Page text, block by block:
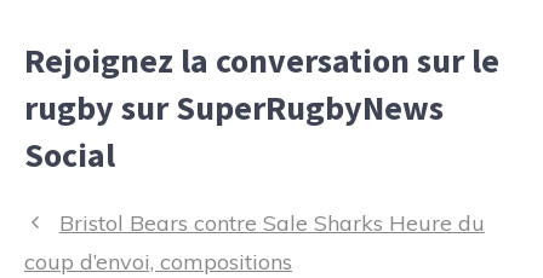
Rejoignez la conversation sur le
rugby sur SuperRugbyNews
Social
Navigation
des
Bristol Bears contre Sale Sharks Heure du
coup d’envoi, compositions